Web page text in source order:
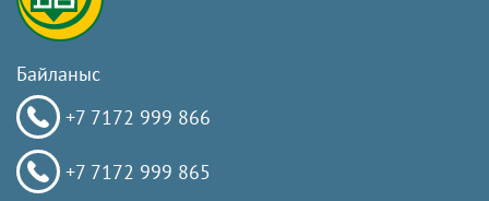
Байланыс
+7 7172 999 866
+7 7172 999 865